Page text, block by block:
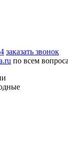
заказать звонок
по всем